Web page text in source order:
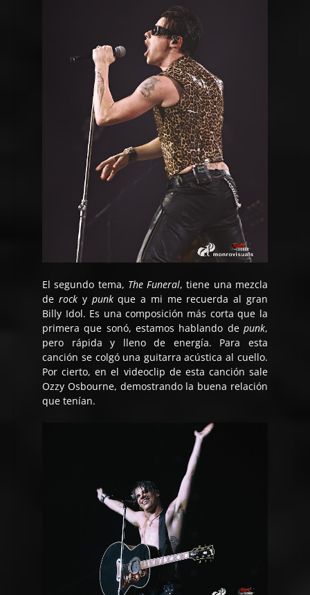
El segundo tema, The Funeral, tiene una mezcla
de rocky punkque a mi me recuerda al gran
Billy Idol. Es una composición más corta que la
primera que sonó, estamos hablando de punk,
pero rápida y lleno de energía. Para esta
canción se colgó una guitarra acústica al cuello.
Por cierto, en el videoclip de esta canción sale
Ozzy Osbourne, demostrando la buena relación
que tenían.